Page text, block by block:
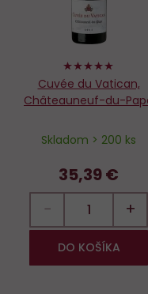
100%
Cuvée du Vatican,
Châteauneuf-du-
Skladom > 200 ks
35,39 €
− +
DO KOŠÍKA